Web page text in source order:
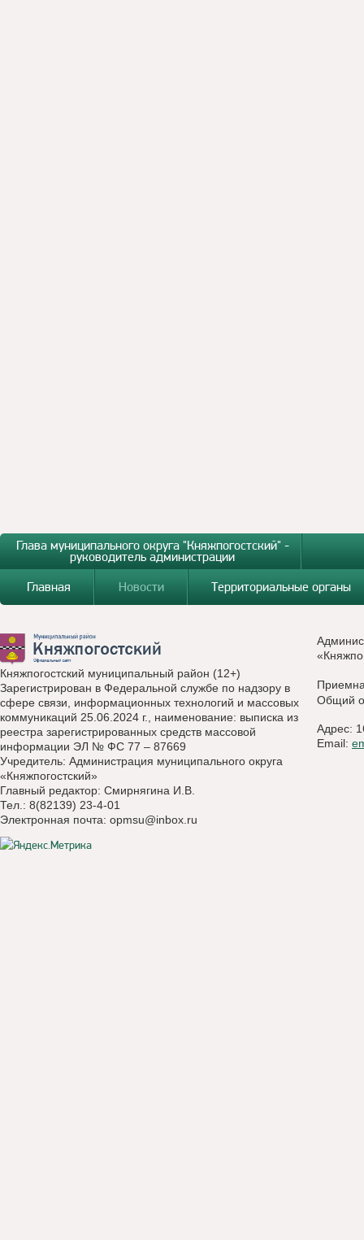
Глава муниципального округа "Княжпогостский" -
руководитель администрации
Главная
Новости Территориальные органы
Княжпогостский муниципальный район (12+)
Зарегистрирован в Федеральной службе по надзору в
сфере связи, информационных технологий и массовых
коммуникаций 25.06.2024 г., наименование: выписка из
реестра зарегистрированных средств массовой
информации ЭЛ № ФС 77 – 87669
Учредитель: Администрация муниципального округа
«Княжпогостский»
Главный редактор: Смирнягина И.В.
Тел.: 8(82139) 23-4-01
Электронная почта: opmsu@inbox.ru
Общий
Адрес:
Email: